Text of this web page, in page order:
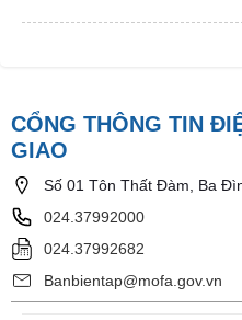
CỔNG THÔNG TIN
GIAO
Số 01 Tôn Thất Đàm, Ba
024.37992000
024.37992682
Banbientap@mofa.gov.vn